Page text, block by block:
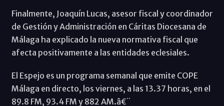
Finalmente, Joaquín Lucas, asesor fiscal y coordinador
de Gestión y Administración en Cáritas Diocesana de
Málaga ha explicado la nueva normativa fiscal que
afecta positivamente a las entidades eclesiales.
El Espejo es un programa semanal que emite COPE
Málaga en directo, los viernes, a las 13.37 horas, en el
89.8 FM, 93.4 FM y 882 AM.â€¨